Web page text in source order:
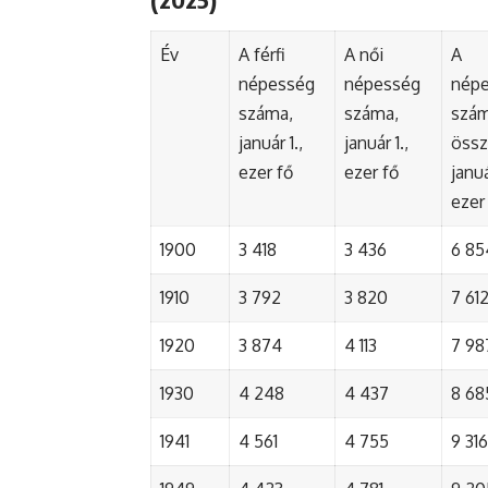
Év
A férfi
népesség
száma,
január 1.,
ezer fő
A női
népesség
száma,
január 1.,
ezer fő
A
1900 3 418 3 436 6
1910 3 792 3 820 7 612
1920 3 874 4 113 7
1930 4 248 4 437 8
1941 4 561 4 755 9 316